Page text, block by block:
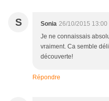
S Sonia 26/10/2015 13:00
Je ne connaissais
vraiment. Ca semble
découverte!
Répondre